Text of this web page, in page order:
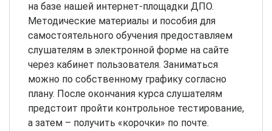
на базе нашей интернет-площадки ДПО.
Методические материалы и пособия для
самостоятельного обучения предоставляем
слушателям в электронной форме на сайте
через кабинет пользователя. Заниматься
можно по собственному графику согласно
плану. После окончания курса слушателям
предстоит пройти контрольное тестирование,
а затем – получить «корочки» по почте.